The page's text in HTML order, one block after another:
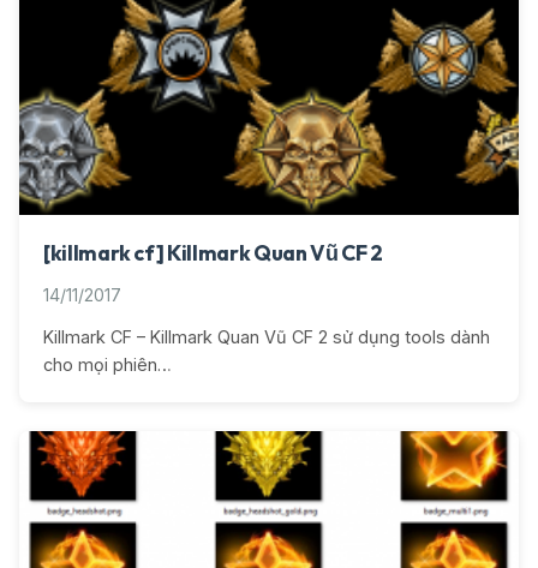
[killmark cf] Killmark Quan Vũ CF 2
14/11/2017
Killmark CF – Killmark Quan Vũ CF 2 sử dụng tools dành
cho mọi phiên…